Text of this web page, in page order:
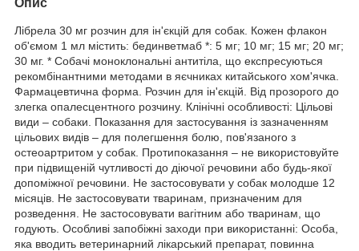
Лібрела 30 мг розчин для ін'єкцій для собак. Кожен флакон
об'ємом 1 мл містить: бединветмаб *: 5 мг; 10 мг; 15 мг; 20 мг;
30 мг. * Собачі моноклональні антитіла, що експресуються
рекомбінантними методами в яєчниках китайського хом'ячка.
Фармацевтична форма. Розчин для ін'єкцій. Від прозорого до
злегка опалесцентного розчину. Клінічні особливості: Цільові
види – собаки. Показання для застосування із зазначенням
цільових видів – для полегшення болю, пов'язаного з
остеоартритом у собак. Протипоказання – не використовуйте
при підвищеній чутливості до діючої речовини або будь-якої
допоміжної речовини. Не застосовувати у собак молодше 12
місяців. Не застосовувати тваринам, призначеним для
розведення. Не застосовувати вагітним або тваринам, що
годують. Особливі запобіжні заходи при використанні: Особа,
яка вводить ветеринарний лікарський препарат, повинна